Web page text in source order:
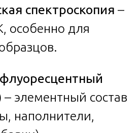
спектроскопия –
особенно для
– элементный состав
наполнители,